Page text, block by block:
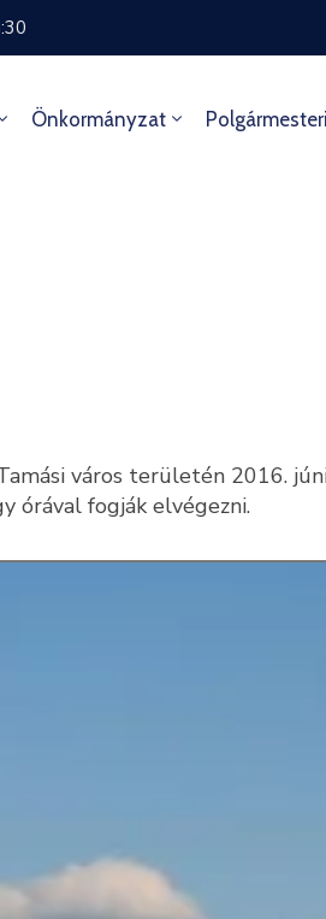
Önkormányzat
város területén 2016.
órával fogják elvégezni.